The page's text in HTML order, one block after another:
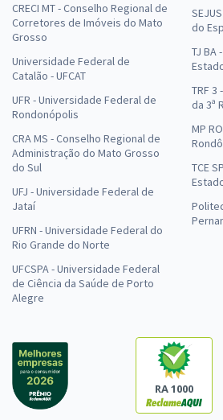
CRECI MT - Conselho Regional de
Corretores de Imóveis do Mato
Grosso
Universidade Federal de
Catalão - UFCAT
UFR - Universidade Federal de
Rondonópolis
CRA MS - Conselho Regional de
Administração do Mato Grosso
do Sul
UFJ - Universidade Federal de
Jataí
UFRN - Universidade Federal do
Rio Grande do Norte
UFCSPA - Universidade Federal
de Ciência da Saúde de Porto
Alegre
do
TJ BA
TRF 3
da 3ª
MP
TCE
RA 1000